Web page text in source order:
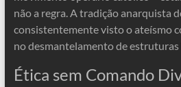
não a regra. A tradição anarquista
consistentemente visto o ateísmo
no desmantelamento de estruturas
Ética sem Comando